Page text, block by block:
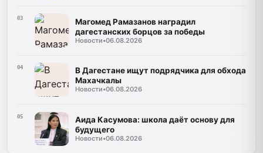
03
Магомед Рамазанов наградил
дагестанских борцов за победы
Новости•06.08.2026
04
В Дагестане ищут подрядчика для обхода
Махачкалы
Новости•06.08.2026
05
Аида Касумова: школа даёт основу для
будущего
Новости•06.08.2026